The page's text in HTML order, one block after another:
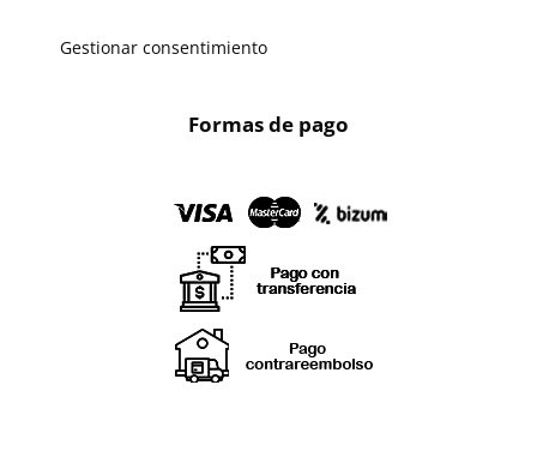
Gestionar consentimiento
Formas de pago